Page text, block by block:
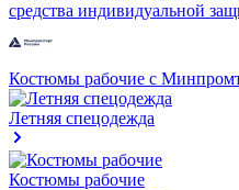
средства индивидуальной
Костюмы рабочие с
Летняя спецодежда
Костюмы рабочие